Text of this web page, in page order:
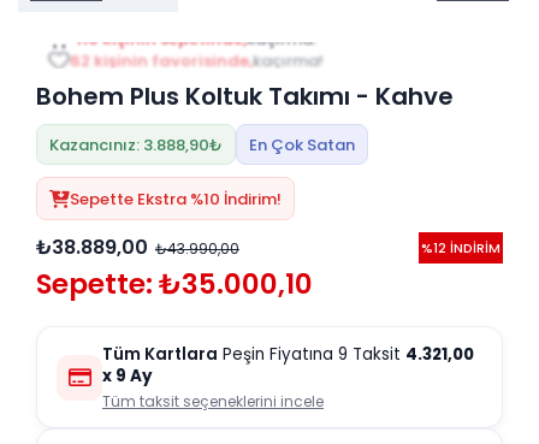
62 kişinin favorisinde, kaçırma!
Bohem Plus Koltuk Takımı - Kahve
Kazancınız: 3.888,90₺ En Çok Satan
Sepette Ekstra %10 İndirim!
₺38.889,00 ₺43.990,00 %12 İNDİRİM
Sepette: ₺35.000,10
Tüm Kartlara Peşin Fiyatına 9 Taksit 4.321,00
x 9 Ay
Tüm taksit seçeneklerini incele
Üniteleri/Sehpaları
Orta Sehpa
Zigon Sehpa
Orta Puflar
Oturma Odası
Puf Modelleri
Baza
Çalışma Masası
Duvar Rafı
Kitaplık
Oyun ve Aktivite
Masa Setleri
Köşe Rafı
Tablo